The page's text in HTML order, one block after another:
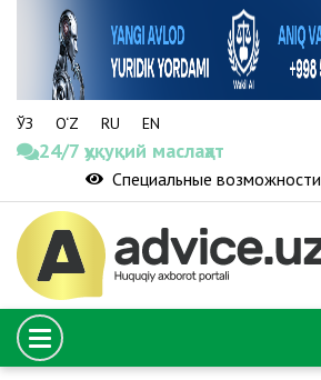
ЎЗ O‘Z RU EN
24/7 ҳуқуқий маслаҳат
Специальные возможности